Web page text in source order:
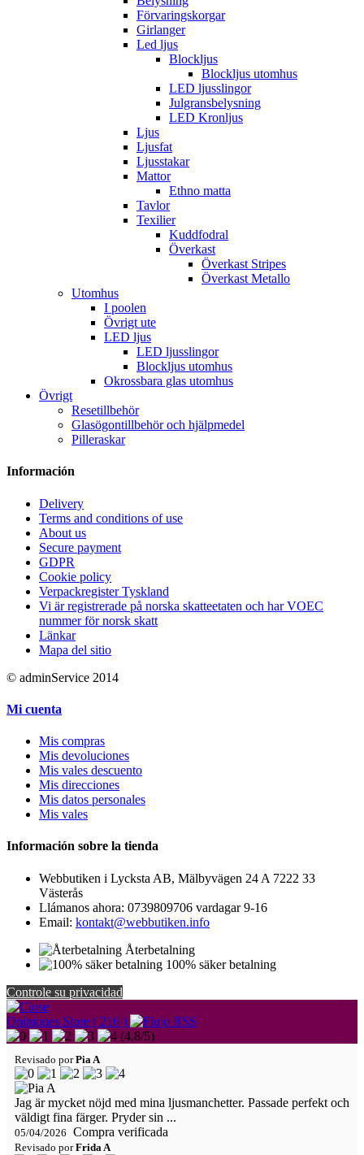
Förvaringskorgar
Girlanger
Led ljus
Blockljus
Blockljus utomhus
LED ljusslingor
Julgransbelysning
LED Kronljus
Ljus
Ljusfat
Ljusstakar
Mattor
Ethno matta
Tavlor
Texilier
Kuddfodral
Överkast
Överkast Stripes
Överkast Metallo
Utomhus
I poolen
Övrigt ute
LED ljus
LED ljusslingor
Blockljus utomhus
Okrossbara glas utomhus
Övrigt
Resetillbehör
Glasögontillbehör och hjälpmedel
Pilleraskar
Información
Delivery
Terms and conditions of use
About us
Secure payment
GDPR
Cookie policy
Verpackregister Tyskland
Vi är registrerade på norska skatteetaten och har VOEC
nummer för norsk skatt
Länkar
Mapa del sitio
© adminService 2014
Mi cuenta
Mis compras
Mis devoluciones
Mis vales descuento
Mis direcciones
Mis datos personales
Mis vales
Información sobre la tienda
Webbutiken i Lycksta AB, Mälbyvägen 24 A 7222 33
Västerås
Llámanos ahora: 0739809706 vardagar 9-16
Email: kontakt@webbutiken.info
Återbetalning
100% säker betalning
Controle su privacidad
Opiniones Store ( 216 )
(4,8/5)
Revisado porPia A
Jag är mycket nöjd med mina ljusmanchetter. Passade perfekt och
väldigt fina färger. Pryder sin ...
05/04/2026 Compra verificada
Revisado porFrida A